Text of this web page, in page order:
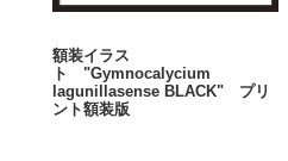
額装イラス
ト "Gymnocalycium
lagunillasense BLACK" プリ
ント額装版